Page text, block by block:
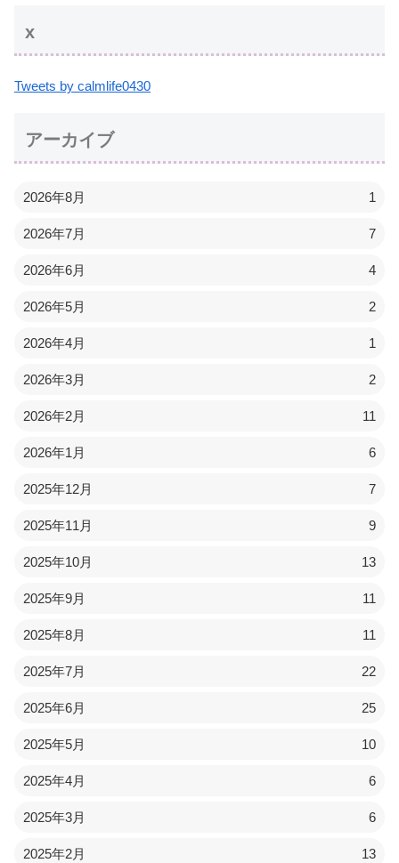
x
Tweets by calmlife0430
アーカイブ
2026年8月 1
2026年7月 7
2026年6月 4
2026年5月 2
2026年4月 1
2026年3月 2
2026年2月 11
2026年1月 6
2025年12月 7
2025年11月 9
2025年10月 13
2025年9月 11
2025年8月 11
2025年7月 22
2025年6月 25
2025年5月 10
2025年4月 6
2025年3月 6
2025年2月 13